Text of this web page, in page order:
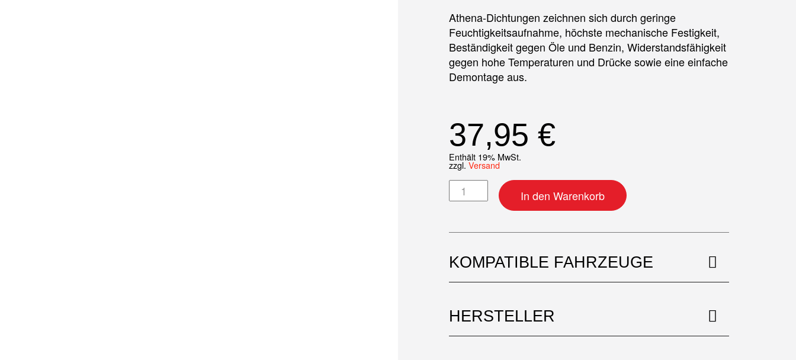
Athena-Dichtungen zeichnen sich durch geringe
Feuchtigkeitsaufnahme, höchste mechanische Festigkeit,
Beständigkeit gegen Öle und Benzin, Widerstandsfähigkeit
gegen hohe Temperaturen und Drücke sowie eine einfache
Demontage aus.
37,95€
Enthält 19% MwSt.
zzgl.Versand
Motordichtsatz MengeIn den Warenkorb
KOMPATIBLE FAHRZEUGE
HERSTELLER